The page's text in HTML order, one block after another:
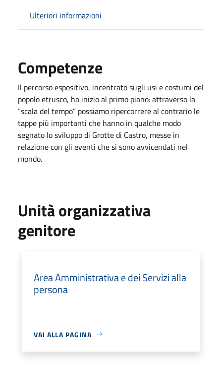
Ulteriori informazioni
Competenze
Il percorso espositivo, incentrato sugli usi e costumi del
popolo etrusco, ha inizio al primo piano: attraverso la
“scala del tempo” possiamo ripercorrere al contrario le
tappe più importanti che hanno in qualche modo
segnato lo sviluppo di Grotte di Castro, messe in
relazione con gli eventi che si sono avvicendati nel
mondo.
Unità organizzativa
genitore
Area Amministrativa e dei Servizi alla
persona
VAI ALLA PAGINA